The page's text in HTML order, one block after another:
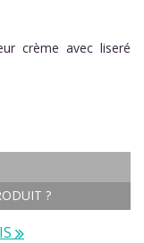
crème avec liseré
?